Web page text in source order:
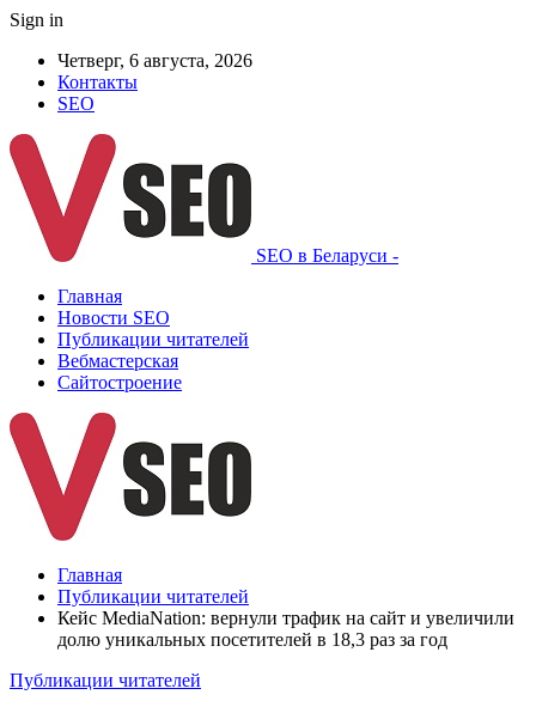
Sign in
Четверг, 6 августа, 2026
Контакты
SEO
SEO в Беларуси -
Главная
Новости SEO
Публикации читателей
Вебмастерская
Сайтостроение
Главная
Публикации читателей
Кейс MediaNation: вернули трафик на сайт и увеличили
долю уникальных посетителей в 18,3 раз за год
Публикации читателей